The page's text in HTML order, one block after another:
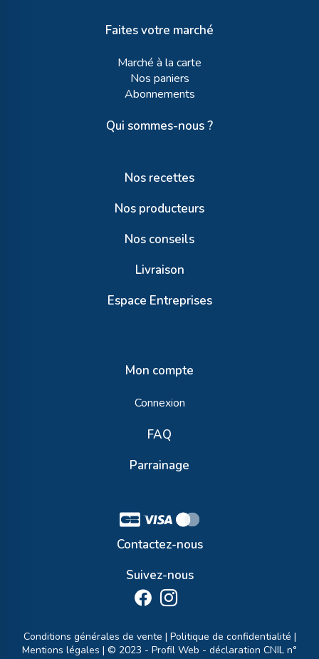
Faites votre marché
Marché à la carte
Nos paniers
Abonnements
Qui sommes-nous ?
Nos recettes
Nos producteurs
Nos conseils
Livraison
Espace Entreprises
Mon compte
Connexion
FAQ
Parrainage
Contactez-nous
Suivez-nous
Conditions générales de vente | Politique de confidentialité |
Mentions légales | © 2023 - Profil Web - déclaration CNIL n°